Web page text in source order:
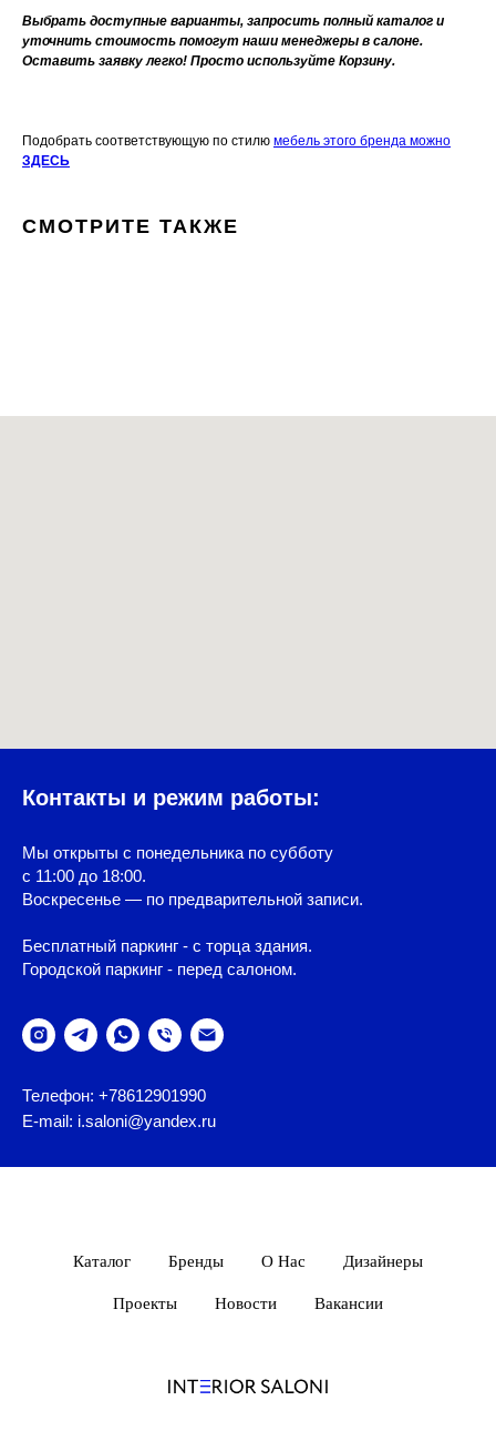
Выбрать доступные варианты, запросить полный каталог и
уточнить стоимость помогут наши менеджеры в салоне.
Оставить заявку легко! Просто используйте Корзину.
Подобрать соответствующую по стилю мебель этого бренда можно
ЗДЕСЬ
СМОТРИТЕ ТАКЖЕ
Контакты и режим работы:
Мы открыты с понедельника по субботу
с 11:00 до 18:00.
Воскресенье — по предварительной записи.
Бесплатный паркинг - с торца здания.
Городской паркинг - перед салоном.
Телефон: +78612901990
E-mail: i.saloni@yandex.ru
Каталог Бренды О Нас Дизайнеры
Проекты Новости Вакансии